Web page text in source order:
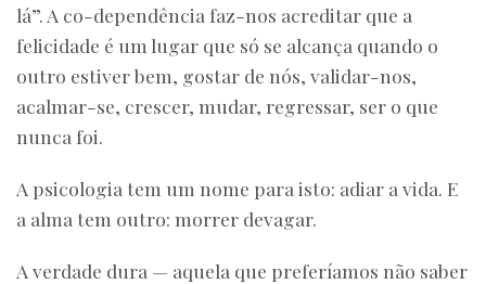
lá”. A co-dependência faz-nos acreditar que a
felicidade é um lugar que só se alcança quando o
outro estiver bem, gostar de nós, validar-nos,
acalmar-se, crescer, mudar, regressar, ser o que
nunca foi.
A psicologia tem um nome para isto: adiar a vida. E
a alma tem outro: morrer devagar.
A verdade dura — aquela que preferíamos não saber